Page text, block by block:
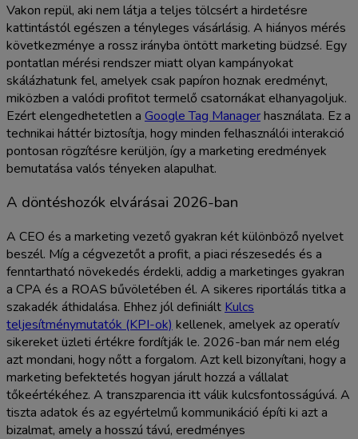
Vakon repül, aki nem látja a teljes tölcsért a hirdetésre
kattintástól egészen a tényleges vásárlásig. A hiányos mérés
következménye a rossz irányba öntött marketing büdzsé. Egy
pontatlan mérési rendszer miatt olyan kampányokat
skálázhatunk fel, amelyek csak papíron hoznak eredményt,
miközben a valódi profitot termelő csatornákat elhanyagoljuk.
Ezért elengedhetetlen a Google Tag Managerhasználata. Ez a
technikai háttér biztosítja, hogy minden felhasználói interakció
pontosan rögzítésre kerüljön, így a marketing eredmények
bemutatása valós tényeken alapulhat.
A döntéshozók elvárásai 2026-ban
A CEO és a marketing vezető gyakran két különböző nyelvet
beszél. Míg a cégvezetőt a profit, a piaci részesedés és a
fenntartható növekedés érdekli, addig a marketinges gyakran
a CPA és a ROAS bűvöletében él. A sikeres riportálás titka a
szakadék áthidalása. Ehhez jól definiált Kulcs
teljesítménymutatók (KPI-ok) kellenek, amelyek az operatív
sikereket üzleti értékre fordítják le. 2026-ban már nem elég
azt mondani, hogy nőtt a forgalom. Azt kell bizonyítani, hogy a
marketing befektetés hogyan járult hozzá a vállalat
tőkeértékéhez. A transzparencia itt válik kulcsfontosságúvá. A
tiszta adatok és az egyértelmű kommunikáció építi ki azt a
bizalmat, amely a hosszú távú, eredményes